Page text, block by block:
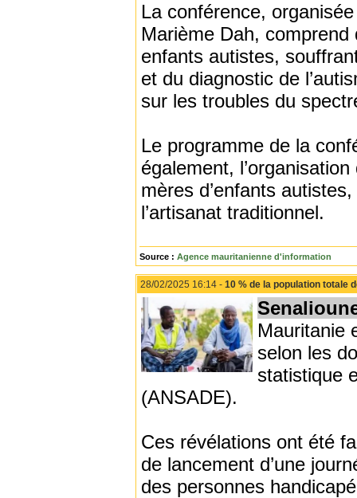
La conférence,
Marième Dah, comprend
enfants autistes,
et du diagnostic de
sur les troubles du
Le programme de la
également,
mères d’enfants
l’artisanat traditionnel.
Source : Agence mauritanienne d'information
28/02/2025 16:14 - 10 % de la population totale
Mauritanie
selon les
statistique
(ANSADE).
Ces révélations ont été
de lancement d’une
des personnes